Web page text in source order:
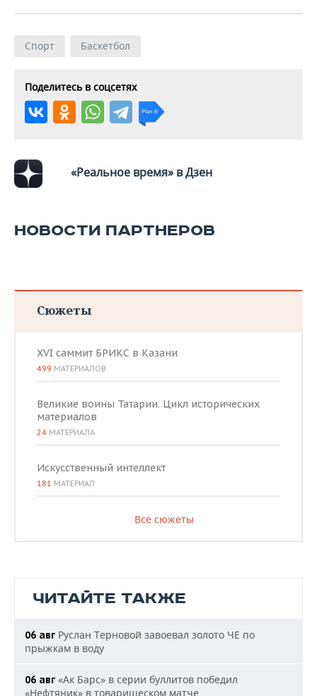
Спорт Баскетбол
Поделитесь в соцсетях
«Реальное время» в Дзен
НОВОСТИ ПАРТНЕРОВ
Сюжеты
XVI саммит БРИКС в Казани
499 МАТЕРИАЛОВ
Великие воины Татарии. Цикл исторических
материалов
24 МАТЕРИАЛА
Искусственный интеллект
181 МАТЕРИАЛ
Все сюжеты
ЧИТАЙТЕ ТАКЖЕ
06 авг Руслан Терновой завоевал золото ЧЕ по
прыжкам в воду
06 авг «Ак Барс» в серии буллитов победил
«Нефтяник» в товарищеском матче